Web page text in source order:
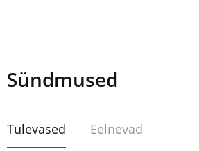
Sündmused
Tulevased Eelnevad